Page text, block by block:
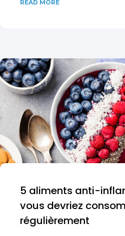
READ MORE
5 aliments anti-
vous devriez
régulièrement